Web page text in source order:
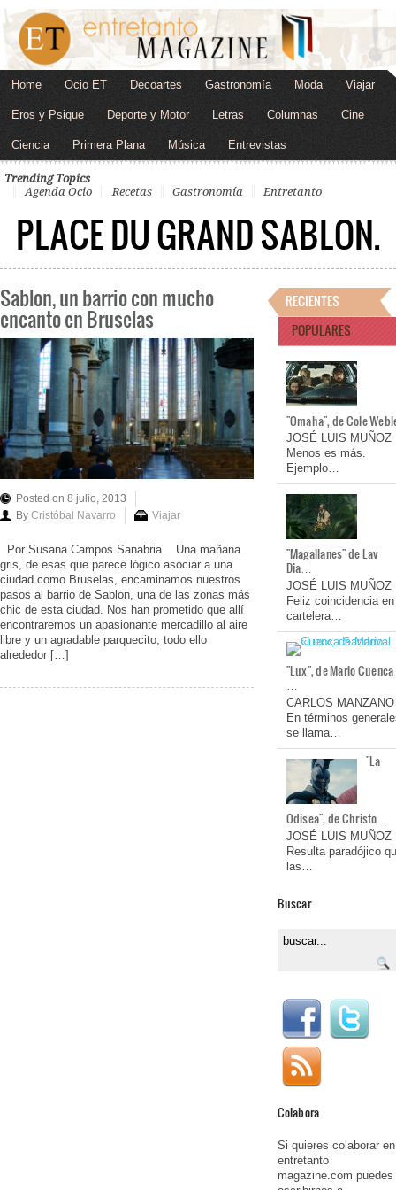
Home Ocio ET Decoartes Gastronomía Moda Viajar
Eros y Psique Deporte y Motor Letras Columnas Cine
Ciencia Primera Plana Música Entrevistas
Trending Topics
Agenda Ocio
Recetas Gastronomía Entretanto
PLACE DU GRAND SABLON.
Sablon, un barrio con mucho
encanto en Bruselas
Posted on 8 julio, 2013
By Cristóbal Navarro Viajar
Por Susana Campos Sanabria. Una mañana
gris, de esas que parece lógico asociar a una
ciudad como Bruselas, encaminamos nuestros
pasos al barrio de Sablon, una de las zonas más
chic de esta ciudad. Nos han prometido que allí
encontraremos un apasionante mercadillo al aire
libre y un agradable parquecito, todo ello
alrededor […]
RECIENTES
POPULARES
"Omaha", de Cole
JOSÉ LUIS MUÑOZ
Menos es más.
Ejemplo…
"Magallanes" de Lav
Dia…
JOSÉ LUIS MUÑOZ
Feliz coincidencia en
cartelera…
"Lux", de Mario Cuenca
…
CARLOS MANZANO
En términos
se llama…
"La
Odisea", de Christo…
JOSÉ LUIS MUÑOZ
Resulta paradójico
las…
Buscar
Colabora
Si quieres colaborar en
entretanto
magazine.com puedes